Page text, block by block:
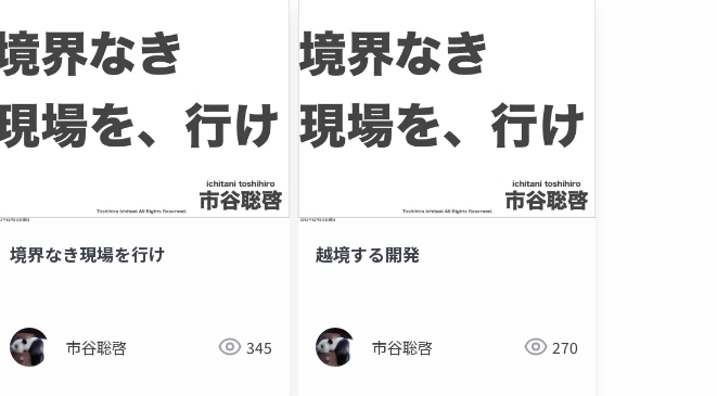
境界なき現場を行け
市谷聡啓 345
越境する開発
市谷聡啓 270